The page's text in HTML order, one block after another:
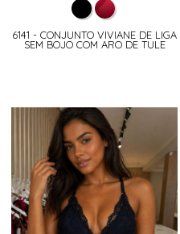
6141 - CONJUNTO VIVIANE DE LIGA
SEM BOJO COM ARO DE TULE